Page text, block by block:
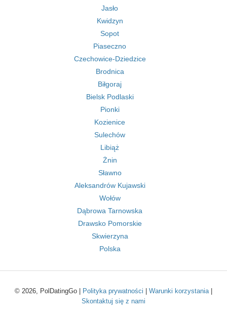
Jasło
Kwidzyn
Sopot
Piaseczno
Czechowice-Dziedzice
Brodnica
Biłgoraj
Bielsk Podlaski
Pionki
Kozienice
Sulechów
Libiąż
Żnin
Sławno
Aleksandrów Kujawski
Wołów
Dąbrowa Tarnowska
Drawsko Pomorskie
Skwierzyna
Polska
© 2026, PolDatingGo | Polityka prywatności Warunki korzystania|
Skontaktuj się z nami